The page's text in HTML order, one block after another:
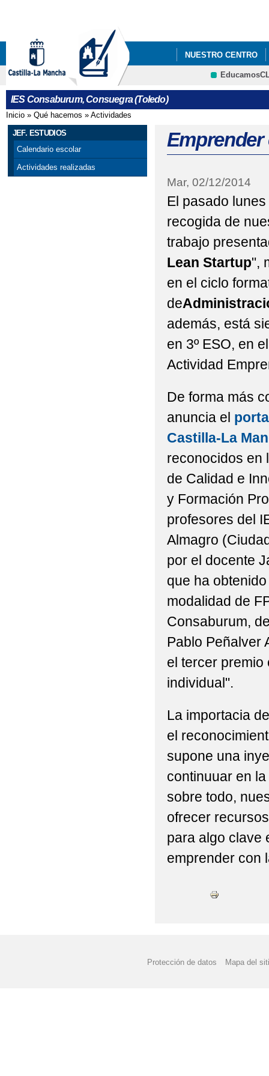
NUESTRO CENTRO
IES Consaburum, Consuegra (Toledo)
Se encuentra usted aquí
Inicio » Qué hacemos » Actividades
JEF. ESTUDIOS
Calendario escolar
Actividades realizadas
Mar, 02/12/2014
El pasado
recogida de
trabajo
Lean Startup",
en el ciclo
de
además, está
en 3º ESO, en
Actividad
De forma más
anuncia el
Castilla-La
reconocidos en
de Calidad e
y Formación
profesores del
Almagro
por el docente
que ha
modalidad de
Consaburum,
Pablo Peñalver
el tercer premio
individual".
La importacia
el
supone una
continuuar en
sobre todo,
ofrecer
para algo clave
emprender con
Protección de datos Mapa del